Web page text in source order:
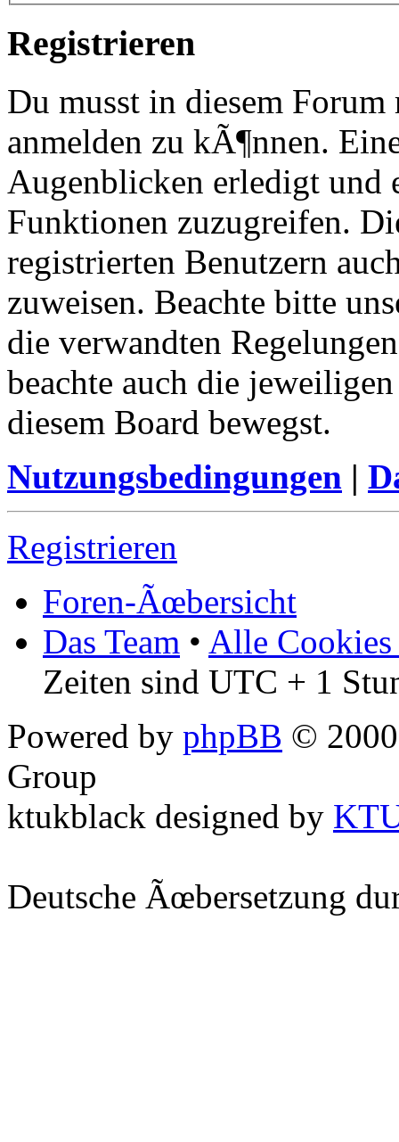
Registrieren
Du musst in diesem
anmelden zu kÃ¶nnen.
Augenblicken erledigt und
Funktionen zuzugreifen.
registrierten Benutzern
zuweisen. Beachte bitte
die verwandten
beachte auch die
diesem Board bewegst.
Nutzungsbedingungen |
Registrieren
Foren-Ãœbersicht
Das Team • Alle Cookies
Zeiten sind UTC + 1
Powered by phpBB ©
Group
ktukblack designed by
Deutsche Ãœbersetzung